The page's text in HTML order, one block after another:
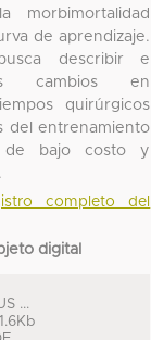
morbimortalidad
de aprendizaje.
describir e
cambios en
quirúrgicos
del entrenamiento
de bajo costo y
completo del
digital
...